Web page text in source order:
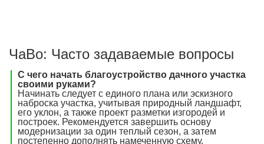
ЧаВо: Часто задаваемые вопросы
С чего начать благоустройство дачного участка
своими руками?
Начинать следует с единого плана или эскизного
наброска участка, учитывая природный ландшафт,
его уклон, а также проект разметки изгородей и
построек. Рекомендуется завершить основу
модернизации за один теплый сезон, а затем
постепенно дополнять намеченную схему.